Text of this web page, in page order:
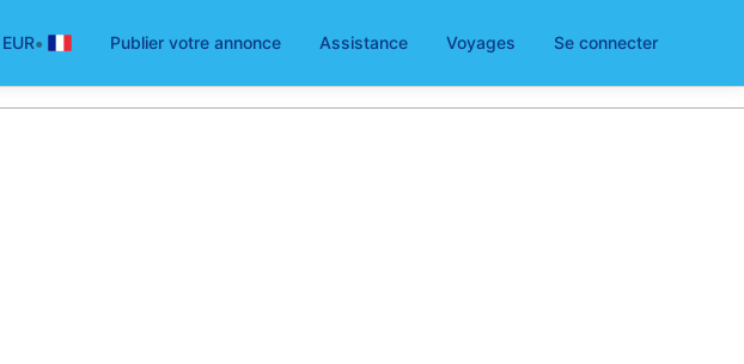
EUR• Publier votre annonce Assistance Voyages Se connecter